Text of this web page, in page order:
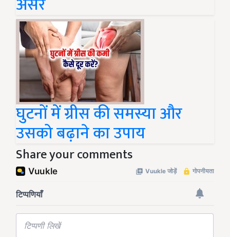
घुटनों में ग्रीस की समस्या और
उसको बढ़ाने का उपाय
Share your comments